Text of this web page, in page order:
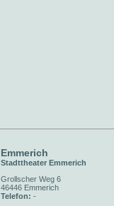
Emmerich
Stadttheater Emmerich
Grollscher Weg 6
46446 Emmerich
Telefon: -